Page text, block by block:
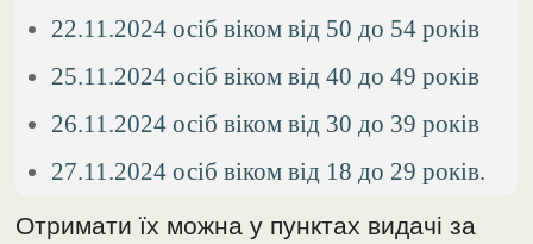
22.11.2024 осіб віком від 50 до 54 років
25.11.2024 осіб віком від 40 до 49 років
26.11.2024 осіб віком від 30 до 39 років
27.11.2024 осіб віком від 18 до 29 років.
Отримати їх можна у пунктах видачі за